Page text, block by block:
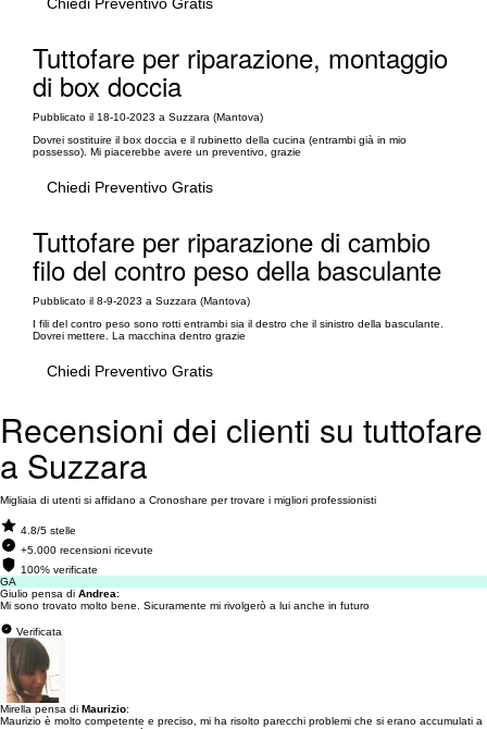
Tuttofare per riparazione, montaggio
di box doccia
Pubblicato il 18-10-2023 a Suzzara (Mantova)
Dovrei sostituire il box doccia e il rubinetto della cucina (entrambi già in mio
possesso). Mi piacerebbe avere un preventivo, grazie
Chiedi Preventivo Gratis
Tuttofare per riparazione di cambio
filo del contro peso della basculante
Pubblicato il 8-9-2023 a Suzzara (Mantova)
I fili del contro peso sono rotti entrambi sia il destro che il sinistro della basculante.
Dovrei mettere. La macchina dentro grazie
Chiedi Preventivo Gratis
Recensioni dei clienti su tuttofare
a Suzzara
Migliaia di utenti si affidano a Cronoshare per trovare i migliori professionisti
4.8/5 stelle
+5.000 recensioni ricevute
100% verificate
GA
Giulio pensa di Andrea:
Mi sono trovato molto bene. Sicuramente mi rivolgerò a lui anche in futuro
Verificata
Mirella pensa di Maurizio:
Maurizio è molto competente e preciso, mi ha risolto parecchi problemi che si erano accumulati a